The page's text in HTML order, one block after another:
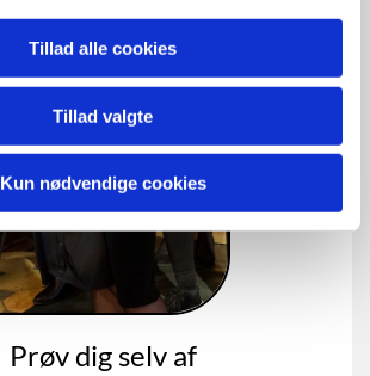
Tillad alle cookies
Tillad valgte
Kun nødvendige cookies
Prøv dig selv af